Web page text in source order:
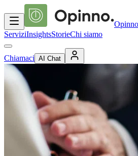
Opinno
ServiziInsightsStorieChi siamo
Chiamaci AI Chat